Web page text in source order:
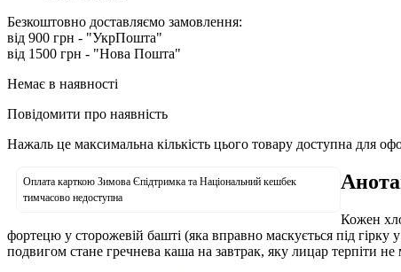
Безкоштовно доставляємо замовлення:
від 900 грн - "УкрПошта"
від 1500 грн - "Нова Пошта"
Немає в наявності
Повідомити про наявність
Нажаль це максимальна кількість цього товару доступна для
Оплата карткою Зимова Єпідтримка та Національний кешбек
тимчасово недоступна
Кожен
фортецю у сторожевій башті (яка вправно маскується під
подвигом стане гречнева каша на завтрак, яку лицар терпіти